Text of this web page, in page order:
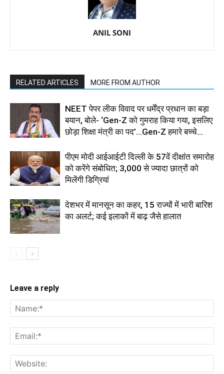
ANIL SONI
RELATED ARTICLES MORE FROM AUTHOR
NEET पेपर लीक विवाद पर धर्मेंद्र प्रधान का बड़ा
बयान, बोले- ‘Gen-Z को गुमराह किया गया, इसलिए
छोड़ा शिक्षा मंत्री का पद’...Gen-Z हमारे बच्चे...
पीएम मोदी आईआईटी दिल्ली के 57वें दीक्षांत समारोह
को करेंगे संबोधित; 3,000 से ज्यादा छात्रों को
मिलेंगी डिग्रियां
देशभर में मानसून का कहर, 15 राज्यों में भारी बारिश
का अलर्ट; कई इलाकों में बाढ़ जैसे हालात
Leave a reply